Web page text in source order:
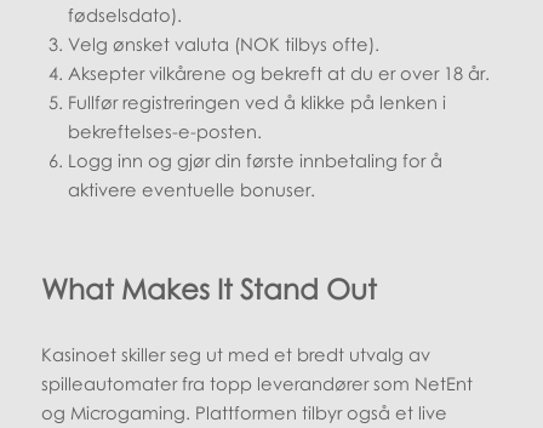
fødselsdato).
Velg ønsket valuta (NOK tilbys ofte).
Aksepter vilkårene og bekreft at du er over 18 år.
Fullfør registreringen ved å klikke på lenken i
bekreftelses-e-posten.
Logg inn og gjør din første innbetaling for å
aktivere eventuelle bonuser.
What Makes It Stand Out
Kasinoet skiller seg ut med et bredt utvalg av
spilleautomater fra topp leverandører som NetEnt
og Microgaming. Plattformen tilbyr også et live